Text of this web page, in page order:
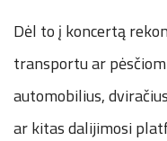
Dėl to į koncertą
transportu ar
automobilius,
ar kitas dalijimosi